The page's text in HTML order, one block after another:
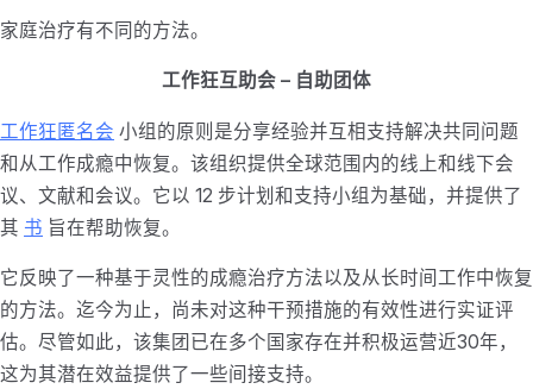
家庭治疗有不同的方法。
工作狂互助会 – 自助团体
工作狂匿名会 小组的原则是分享经验并互相支持解决共同问题
和从工作成瘾中恢复。该组织提供全球范围内的线上和线下会
议、文献和会议。它以 12 步计划和支持小组为基础，并提供了
其 书 旨在帮助恢复。
它反映了一种基于灵性的成瘾治疗方法以及从长时间工作中恢复
的方法。迄今为止，尚未对这种干预措施的有效性进行实证评
估。尽管如此，该集团已在多个国家存在并积极运营近30年，
这为其潜在效益提供了一些间接支持。